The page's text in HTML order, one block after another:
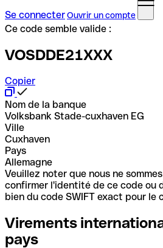
Se connecterOuvrir un compte
Ce code semble valide :
VOSDDE21XXX
Copier
Nom de la banque
Volksbank Stade-cuxhaven EG
Ville
Cuxhaven
Pays
Allemagne
Veuillez noter que nous ne
confirmer l'identité de ce code ou
bien du code SWIFT exact pour le
Virements
pays